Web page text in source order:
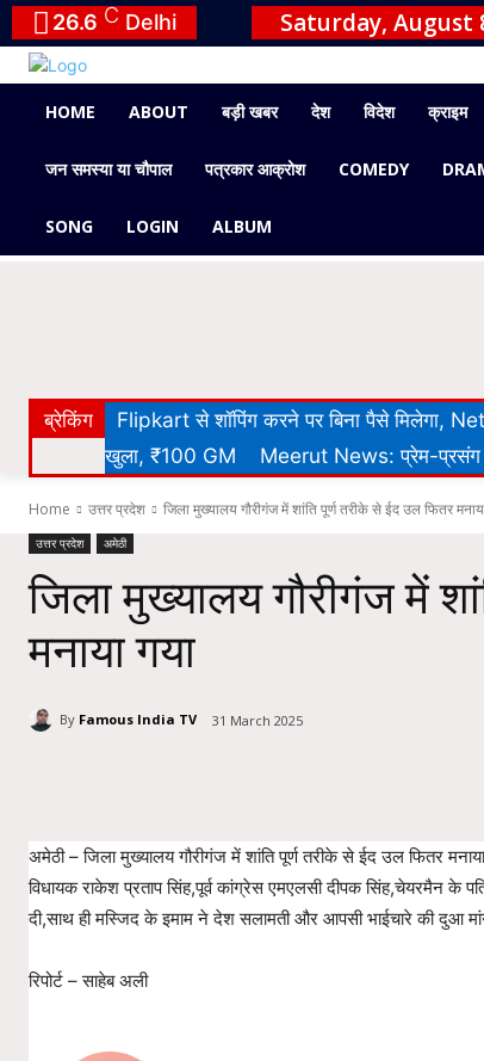
26.6 C Delhi Saturday, August
HOME ABOUT बड़ी खबर देश विदेश क्राइम
जन समस्या या चौपाल पत्रकार आक्रोश COMEDY
SONG LOGIN ALBUM
ब्रेकिंग Flipkart से शॉपिंग करने पर बिना पैसे मिलेगा,
खुला, ₹100 GM
Meerut News: प्रेम-प्रसंग
Home उत्तर प्रदेश जिला मुख्यालय गौरीगंज में शांति पूर्ण तरीके से ईद उल फितर
उत्तर प्रदेश अमेठी
जिला मुख्यालय गौरीगंज में
मनाया गया
By Famous India TV 31 March 2025
अमेठी – जिला मुख्यालय गौरीगंज में शांति पूर्ण तरीके से ईद उल फितर
विधायक राकेश प्रताप सिंह,पूर्व कांग्रेस एमएलसी दीपक सिंह,चेयरमैन के
दी,साथ ही मस्जिद के इमाम ने देश सलामती और आपसी भाईचारे की दुआ
रिपोर्ट – साहेब अली